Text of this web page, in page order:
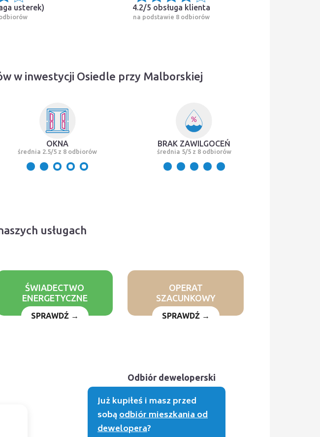
usterek) 4.2/5 obsługa klienta
na podstawie 8 odbiorów
w inwestycji Osiedle przy Malborskiej
OKNA
średnia 2.5/5 z 8 odbiorów
BRAK ZAWILGOCEŃ
średnia 5/5 z 8 odbiorów
usługach
ŚWIADECTWO
ENERGETYCZNE
SPRAWDŹ →
OPERAT
SZACUNKOWY
SPRAWDŹ →
Odbiór deweloperski
Już kupiłeś i masz przed
sobąodbiór mieszkania od
dewelopera?